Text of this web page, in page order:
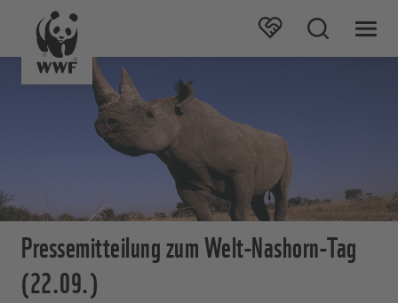
Pressemitteilung zum Welt-Nashorn-Tag
(22.09.)